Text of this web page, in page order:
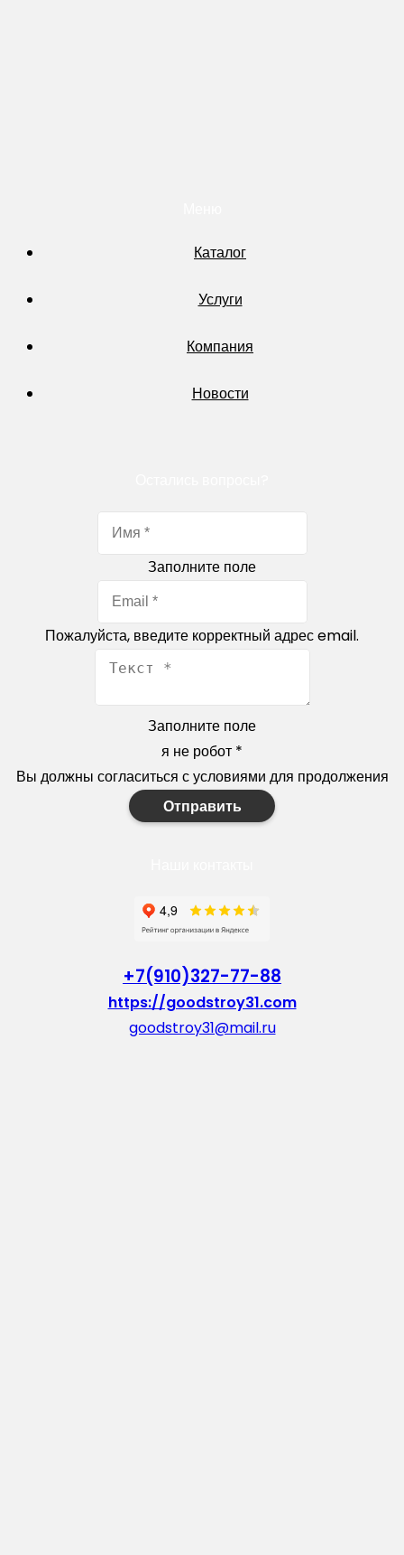
Каталог
Услуги
Компания
Новости
Заполните поле
Пожалуйста, введите корректный адрес email.
Заполните поле
я не робот *
Вы должны согласиться с условиями для продолжения
Отправить
+7(910)327-77-88
https://goodstroy31.com
goodstroy31@mail.ru